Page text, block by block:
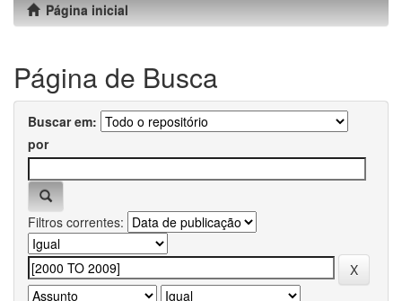
Página inicial
Página de Busca
Buscar em:
por
Filtros correntes: